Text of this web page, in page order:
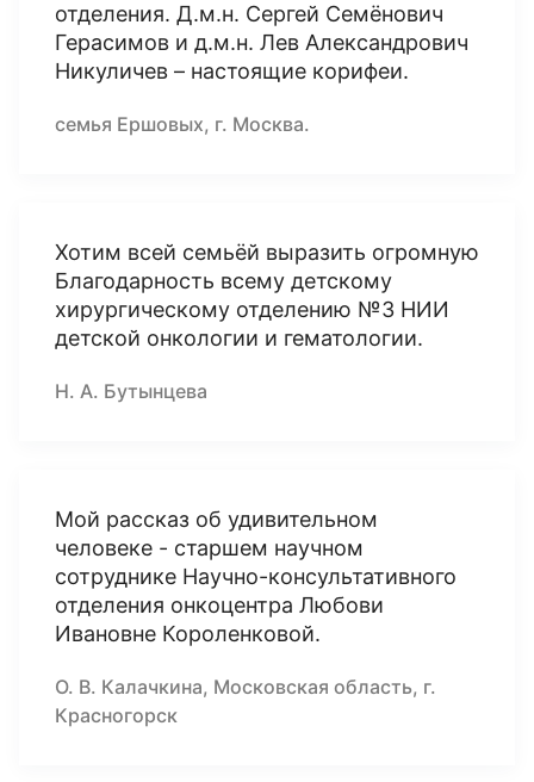
отделения. Д.м.н. Сергей Семёнович
Герасимов и д.м.н. Лев Александрович
Никуличев – настоящие корифеи.
семья Ершовых, г. Москва.
Хотим всей семьёй выразить огромную
Благодарность всему детскому
хирургическому отделению №3 НИИ
детской онкологии и гематологии.
Н. А. Бутынцева
Мой рассказ об удивительном
человеке - старшем научном
сотруднике Научно-консультативного
отделения онкоцентра Любови
Ивановне Короленковой.
О. В. Калачкина, Московская область, г.
Красногорск